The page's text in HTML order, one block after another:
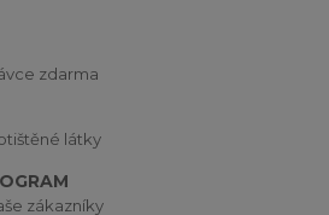
zdarma
látky
zákazníky